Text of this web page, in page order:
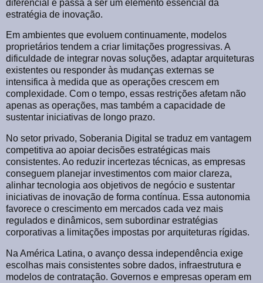
diferencial e passa a ser um elemento essencial da
estratégia de inovação.
Em ambientes que evoluem continuamente, modelos
proprietários tendem a criar limitações progressivas. A
dificuldade de integrar novas soluções, adaptar arquiteturas
existentes ou responder às mudanças externas se
intensifica à medida que as operações crescem em
complexidade. Com o tempo, essas restrições afetam não
apenas as operações, mas também a capacidade de
sustentar iniciativas de longo prazo.
No setor privado, Soberania Digital se traduz em vantagem
competitiva ao apoiar decisões estratégicas mais
consistentes. Ao reduzir incertezas técnicas, as empresas
conseguem planejar investimentos com maior clareza,
alinhar tecnologia aos objetivos de negócio e sustentar
iniciativas de inovação de forma contínua. Essa autonomia
favorece o crescimento em mercados cada vez mais
regulados e dinâmicos, sem subordinar estratégias
corporativas a limitações impostas por arquiteturas rígidas.
Na América Latina, o avanço dessa independência exige
escolhas mais consistentes sobre dados, infraestrutura e
modelos de contratação. Governos e empresas operam em